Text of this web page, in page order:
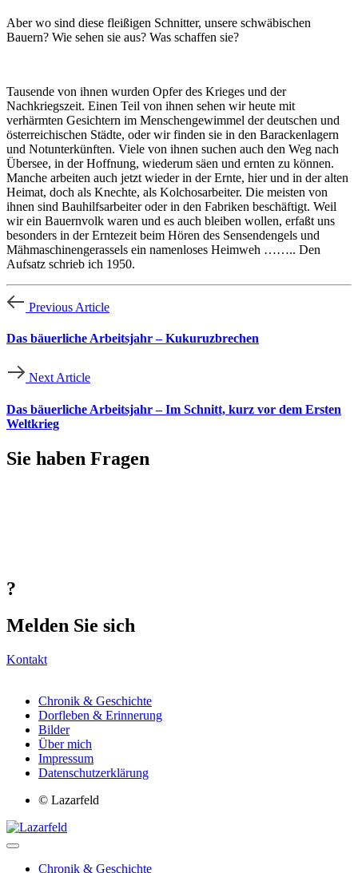
Aber wo sind diese fleißigen Schnitter, unsere schwäbischen
Bauern? Wie sehen sie aus? Was schaffen sie?
Tausende von ihnen wurden Opfer des Krieges und der
Nachkriegszeit. Einen Teil von ihnen sehen wir heute mit
verhärmten Gesichtern im Menschengewimmel der deutschen und
österreichischen Städte, oder wir finden sie in den Barackenlagern
und Notunterkünften. Viele von ihnen suchen auch den Weg nach
Übersee, in der Hoffnung, wiederum säen und ernten zu können.
Manche arbeiten auch jetzt wieder in der Ernte, hier und in der alten
Heimat, doch als Knechte, als Kolchosarbeiter. Die meisten von
ihnen sind Bauhilfsarbeiter oder in den Fabriken beschäftigt. Weil
wir ein Bauernvolk waren und es auch bleiben wollen, erfaßt uns
besonders in der Erntezeit beim Hören des Sensendengels und
Mähmaschinengerassels ein namenloses Heimweh …….. Den
Aufsatz schrieb ich 1950.
Previous Article
Das bäuerliche Arbeitsjahr – Kukuruzbrechen
Next Article
Das bäuerliche Arbeitsjahr – Im Schnitt, kurz vor dem Ersten
Weltkrieg
Sie haben Fragen
?
Melden Sie sich
Kontakt
Chronik & Geschichte
Dorfleben & Erinnerung
Bilder
Über mich
Impressum
Datenschutzerklärung
© Lazarfeld
Chronik & Geschichte